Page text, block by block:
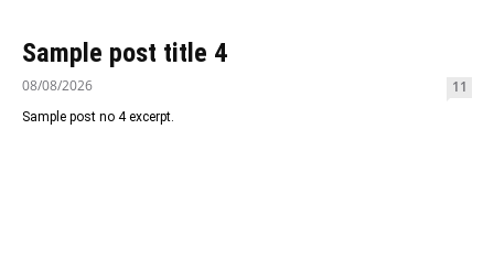
Sample post title 4
08/08/2026 11
Sample post no 4 excerpt.